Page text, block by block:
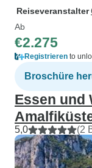
Reiseveranstalter
Ab
€2.275
Registrieren to
Broschüre
Essen und
5,0 (2